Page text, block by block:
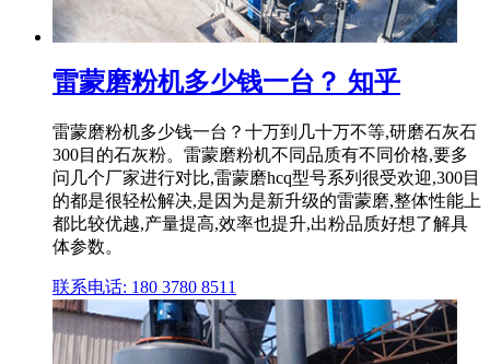
雷蒙磨粉机多少钱一台？ 知乎
雷蒙磨粉机多少钱一台？十万到几十万不等,研磨石灰石
300目的石灰粉。雷蒙磨粉机不同品质有不同价格,要多
问几个厂家进行对比,雷蒙磨hcq型号系列很受欢迎,300目
的都是很轻松解决,是因为是新升级的雷蒙磨,整体性能上
都比较优越,产量提高,效率也提升,出粉品质好想了解具
体参数。
联系电话: 180 3780 8511